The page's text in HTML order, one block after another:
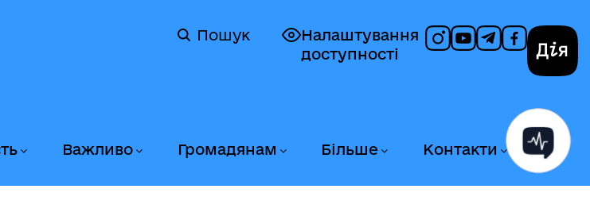
Налаштування
доступності
Пошук
Важливо Громадянам Більше Контакти